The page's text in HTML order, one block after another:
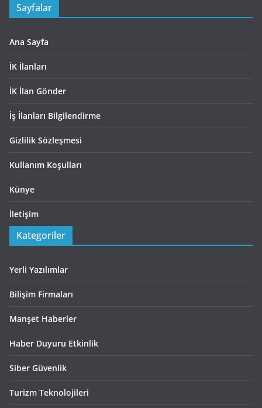
Sayfalar
Ana Sayfa
İK İlanları
İK İlan Gönder
İş İlanları Bilgilendirme
Gizlilik Sözleşmesi
Kullanım Koşulları
Künye
İletişim
Kategoriler
Yerli Yazılımlar
Bilişim Firmaları
Manşet Haberler
Haber Duyuru Etkinlik
Siber Güvenlik
Turizm Teknolojileri